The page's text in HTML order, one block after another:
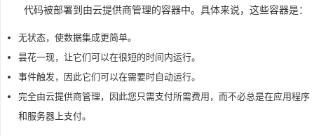
代码被部署到由云提供商管理的容器中。具体来说，这些容器是：
无状态，使数据集成更简单。
昙花一现，让它们可以在很短的时间内运行。
事件触发，因此它们可以在需要时自动运行。
完全由云提供商管理，因此您只需支付所需费用，而不必总是在应用程序
和服务器上支付。